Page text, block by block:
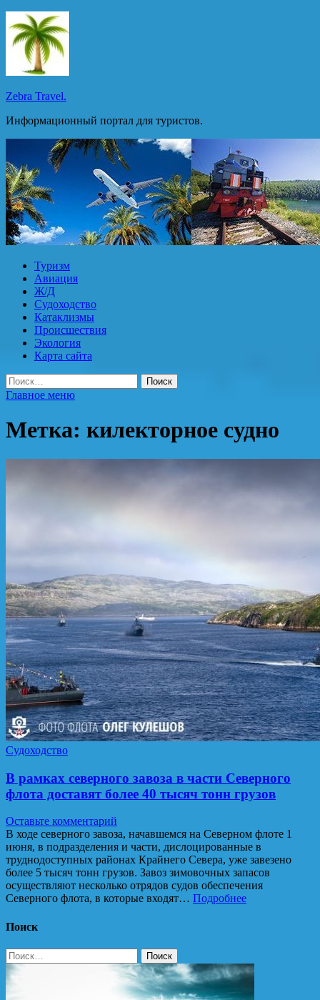
Перейти
к
содержимому
Zebra Travel.
Информационный портал для туристов.
Туризм
Авиация
Ж/Д
Судоходство
Катаклизмы
Происшествия
Экология
Карта сайта
Найти:
Главное меню
Метка: килекторное судно
Судоходство
В рамках северного завоза в части Северного
флота доставят более 40 тысяч тонн грузов
Оставьте комментарий
В ходе северного завоза, начавшемся на Северном флоте 1
июня, в подразделения и части, дислоцированные в
труднодоступных районах Крайнего Севера, уже завезено
более 5 тысяч тонн грузов. Завоз зимовочных запасов
осуществляют несколько отрядов судов обеспечения
Северного флота, в которые входят… Подробнее
Поиск
Найти: